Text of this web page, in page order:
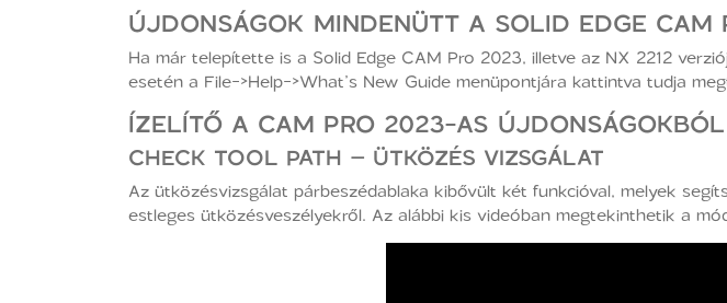
ÚJDONSÁGOK MINDENÜTT A SOLID EDGE
Ha már telepítette is a Solid Edge CAM Pro 2023, illetve az NX 2212
esetén a File->Help->What’s New Guide menüpontjára kattintva tudja
ÍZELÍTŐ A CAM PRO 2023-AS ÚJDONSÁGOKBÓL
CHECK TOOL PATH – ÜTKÖZÉS VIZSGÁLAT
Az ütközésvizsgálat párbeszédablaka kibővült két funkcióval, melyek
estleges ütközésveszélyekről. Az alábbi kis videóban megtekinthetik a